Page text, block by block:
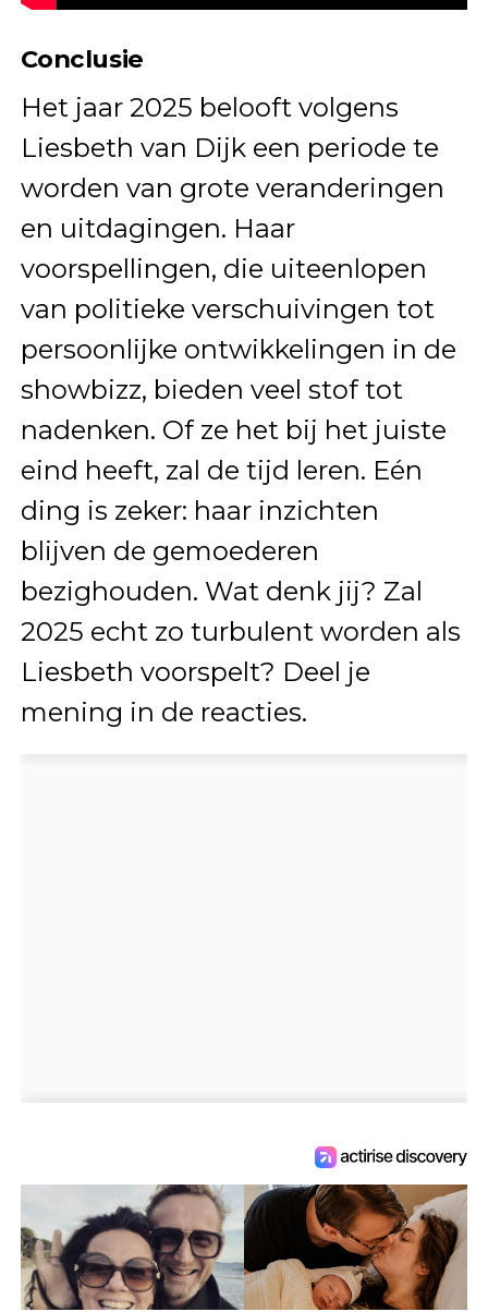
Conclusie
Het jaar 2025 belooft volgens
Liesbeth van Dijk een periode te
worden van grote veranderingen
en uitdagingen. Haar
voorspellingen, die uiteenlopen
van politieke verschuivingen tot
persoonlijke ontwikkelingen in de
showbizz, bieden veel stof tot
nadenken. Of ze het bij het juiste
eind heeft, zal de tijd leren. Eén
ding is zeker: haar inzichten
blijven de gemoederen
bezighouden. Wat denk jij? Zal
2025 echt zo turbulent worden als
Liesbeth voorspelt? Deel je
mening in de reacties.